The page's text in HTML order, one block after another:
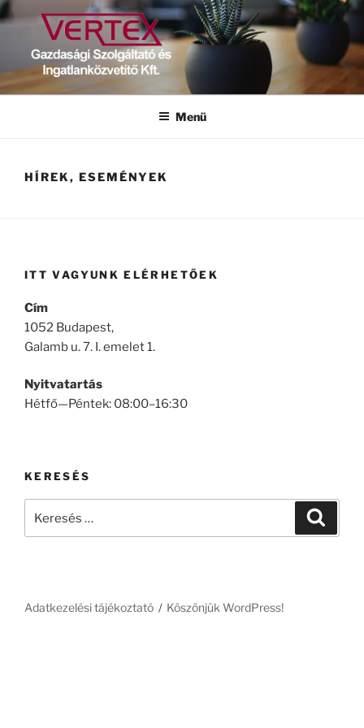
Tartalomhoz
VERTEX
Gazdasági Szolgáltató és Ingatlanközvetítő Kft.
Menü
HÍREK, ESEMÉNYEK
ITT VAGYUNK ELÉRHETŐEK
Cím
1052 Budapest,
Galamb u. 7. I. emelet 1.
Nyitvatartás
Hétfő—Péntek: 08:00–16:30
KERESÉS
Adatkezelési tájékoztató Köszönjük WordPress!